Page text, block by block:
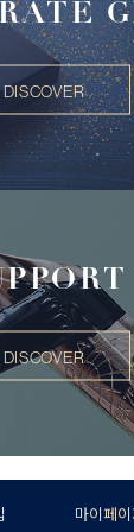
DISCOVER
DISCOVER
마이페이